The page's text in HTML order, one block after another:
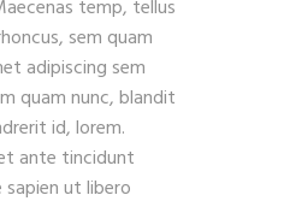
temp, tellus
sem quam
adipiscing sem
quam nunc, blandit
id, lorem.
ante tincidunt
ut libero